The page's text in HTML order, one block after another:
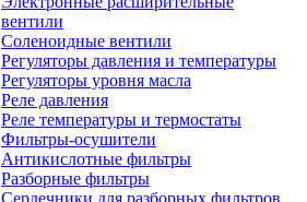
вентили
Соленоидные вентили
Регуляторы давления и температуры
Регуляторы уровня масла
Реле давления
Реле температуры и термостаты
Фильтры-осушители
Антикислотные фильтры
Разборные фильтры
Сердечники для разборных фильтров